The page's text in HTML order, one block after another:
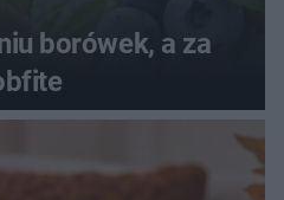
borówek, a za